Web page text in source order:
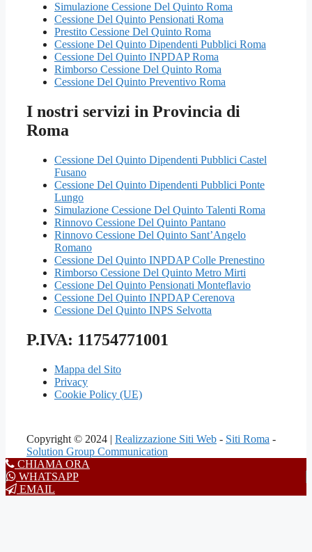
Simulazione Cessione Del Quinto Roma
Cessione Del Quinto Pensionati Roma
Prestito Cessione Del Quinto Roma
Cessione Del Quinto Dipendenti Pubblici Roma
Cessione Del Quinto INPDAP Roma
Rimborso Cessione Del Quinto Roma
Cessione Del Quinto Preventivo Roma
I nostri servizi in Provincia di
Roma
Cessione Del Quinto Dipendenti Pubblici Castel
Fusano
Cessione Del Quinto Dipendenti Pubblici Ponte
Lungo
Simulazione Cessione Del Quinto Talenti Roma
Rinnovo Cessione Del Quinto Pantano
Rinnovo Cessione Del Quinto Sant’Angelo
Romano
Cessione Del Quinto INPDAP Colle Prenestino
Rimborso Cessione Del Quinto Metro Mirti
Cessione Del Quinto Pensionati Monteflavio
Cessione Del Quinto INPDAP Cerenova
Cessione Del Quinto INPS Selvotta
P.IVA: 11754771001
Mappa del Sito
Privacy
Cookie Policy (UE)
Copyright © 2024 | Realizzazione Siti Web - Siti Roma -
Solution Group Communication
CHIAMA ORA
WHATSAPP
EMAIL